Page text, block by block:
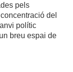
pels
del
polític
breu espai de